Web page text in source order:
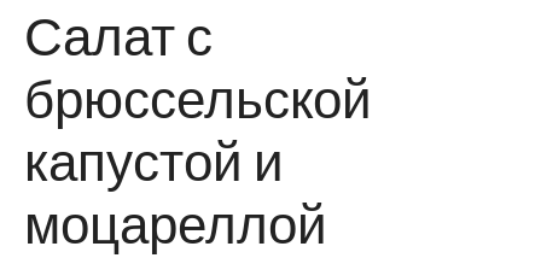
Салат с
брюссельской
капустой и
моцареллой